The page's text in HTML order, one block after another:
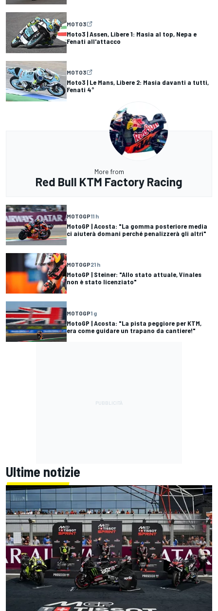
MOTO3
Moto3 | Assen, Libere 1: Masia al top, Nepa e
Fenati all'attacco
MOTO3
Moto3 | Le Mans, Libere 2: Masia davanti a tutti,
Fenati 4°
More from
Red Bull KTM Factory Racing
MOTOGP11 h
MotoGP | Acosta: "La gomma posteriore media
ci aiuterà domani perché penalizzerà gli altri"
MOTOGP21 h
MotoGP | Steiner: "Allo stato attuale, Vinales
non è stato licenziato"
MOTOGP1 g
MotoGP | Acosta: "La pista peggiore per KTM,
era come guidare un trapano da cantiere!"
Ultime notizie